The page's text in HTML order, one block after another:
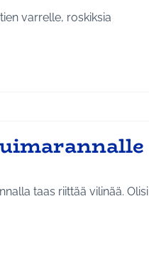
varrelle, roskiksia
taas riittää vilinää. Olisi